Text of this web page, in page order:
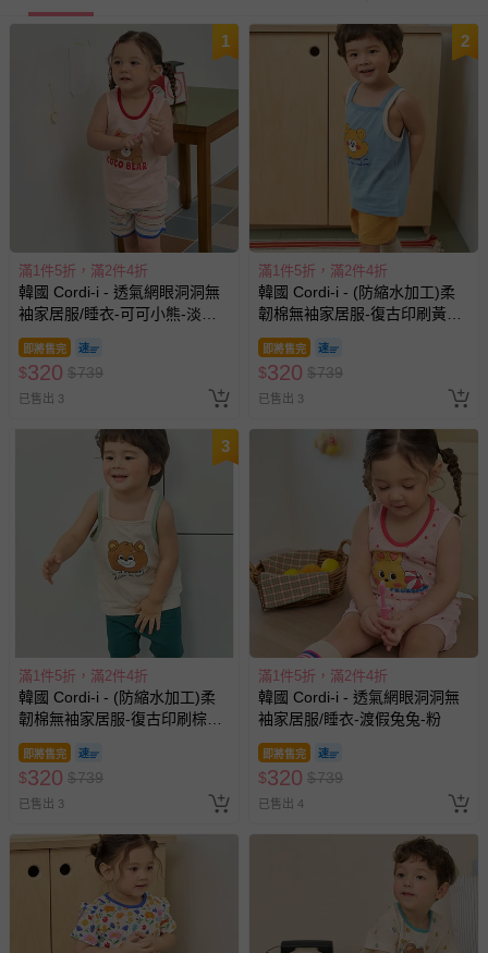
1
滿1件5折，滿2件4折
韓國 Cordi-i - 透氣網眼洞洞無
袖家居服/睡衣-可可小熊-淡粉
膚
即將售完
$320 $739
已售出 3
2
滿1件5折，滿2件4折
韓國 Cordi-i - (防縮水加工)柔
韌棉無袖家居服-復古印刷黃熊-
藍X芥黃
即將售完
$320 $739
已售出 3
3
滿1件5折，滿2件4折
韓國 Cordi-i - (防縮水加工)柔
韌棉無袖家居服-復古印刷棕熊-
米膚X綠
即將售完
$320 $739
已售出 3
滿1件5折，滿2件4折
韓國 Cordi-i - 透氣網眼洞洞無
袖家居服/睡衣-渡假兔兔-粉
即將售完
$320 $739
已售出 4